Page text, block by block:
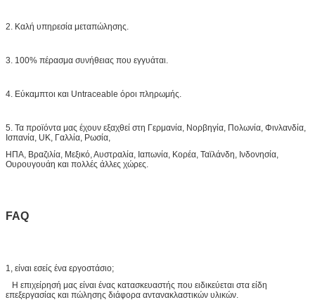
2. Καλή υπηρεσία μεταπώλησης.
3. 100% πέρασμα συνήθειας που εγγυάται.
4. Εύκαμπτοι και Untraceable όροι πληρωμής.
5. Τα προϊόντα μας έχουν εξαχθεί στη Γερμανία, Νορβηγία, Πολωνία, Φινλανδία,
Ισπανία, UK, Γαλλία, Ρωσία,
ΗΠΑ, Βραζιλία, Μεξικό, Αυστραλία, Ιαπωνία, Κορέα, Ταϊλάνδη, Ινδονησία,
Ουρουγουάη και πολλές άλλες χώρες.
FAQ
1, είναι εσείς ένα εργοστάσιο;
Η επιχείρησή μας είναι ένας κατασκευαστής που ειδικεύεται στα είδη
επεξεργασίας και πώλησης διάφορα αντανακλαστικών υλικών.